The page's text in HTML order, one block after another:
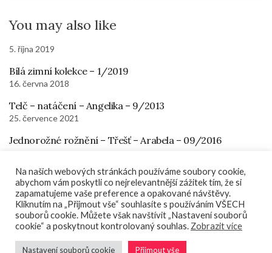
You may also like
5. října 2019
Bílá zimní kolekce – 1/2019
16. června 2018
Telč – natáčení – Angelika – 9/2013
25. července 2021
Jednorožné rožnění – Třešť – Arabela – 09/2016
Domů Akce O mně Fotogalerie Kontakt
Obchod
Košík
Na našich webových stránkách používáme soubory cookie,
abychom vám poskytli co nejrelevantnější zážitek tím, že si
zapamatujeme vaše preference a opakované návštěvy.
Kliknutím na „Přijmout vše“ souhlasíte s používáním VŠECH
souborů cookie. Můžete však navštívit „Nastavení souborů
cookie“ a poskytnout kontrolovaný souhlas. Zobrazit více
Nastavení souborů cookie Přijmout vše